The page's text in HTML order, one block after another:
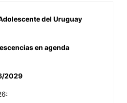
del Uruguay
en agenda
2029